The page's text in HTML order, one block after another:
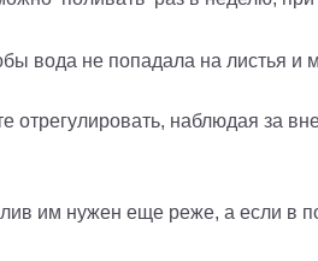
вода не попадала на листья и
отрегулировать, наблюдая за
им нужен еще реже, а если в